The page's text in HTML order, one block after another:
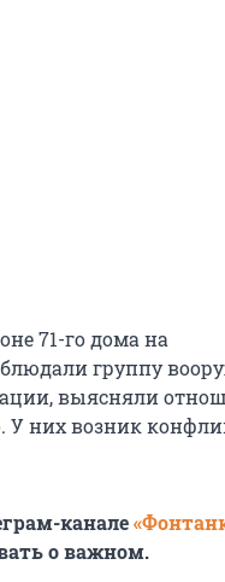
71-го дома на
группу
выясняли
У них возник
канале
о важном.